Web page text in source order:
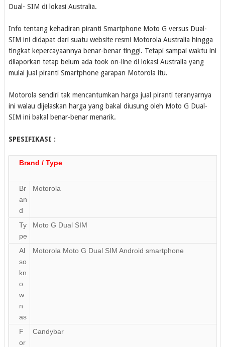
Dual- SIM di lokasi Australia.
Info tentang kehadiran piranti Smartphone Moto G versus Dual-
SIM ini didapat dari suatu website resmi Motorola Australia hingga
tingkat kepercayaannya benar-benar tinggi. Tetapi sampai waktu ini
dilaporkan tetap belum ada took on-line di lokasi Australia yang
mulai jual piranti Smartphone garapan Motorola itu.
Motorola sendiri tak mencantumkan harga jual piranti teranyarnya
ini walau dijelaskan harga yang bakal diusung oleh Moto G Dual-
SIM ini bakal benar-benar menarik.
SPESIFIKASI :
Brand / Type
Br
an
d
Motorola
Ty
pe
Moto G Dual SIM
Al
so
kn
o
w
n
as
Motorola Moto G Dual SIM Android smartphone
F
or
Candybar